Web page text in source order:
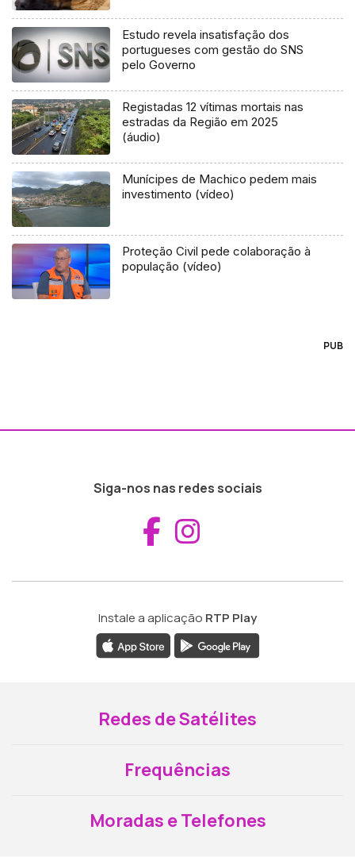
Estudo revela insatisfação dos
portugueses com gestão do SNS
pelo Governo
Registadas 12 vítimas mortais nas
estradas da Região em 2025
(áudio)
Munícipes de Machico pedem mais
investimento (vídeo)
Proteção Civil pede colaboração à
população (vídeo)
PUB
Siga-nos nas redes sociais
Aceder ao
Instale a aplicação RTP Play
Redes de Satélites
Frequências
Moradas e Telefones